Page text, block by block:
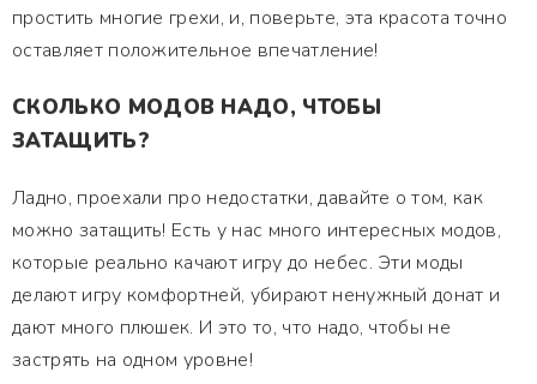
простить многие грехи, и, поверьте, эта красота точно
оставляет положительное впечатление!
СКОЛЬКО МОДОВ НАДО, ЧТОБЫ
ЗАТАЩИТЬ?
Ладно, проехали про недостатки, давайте о том, как
можно затащить! Есть у нас много интересных модов,
которые реально качают игру до небес. Эти моды
делают игру комфортней, убирают ненужный донат и
дают много плюшек. И это то, что надо, чтобы не
застрять на одном уровне!